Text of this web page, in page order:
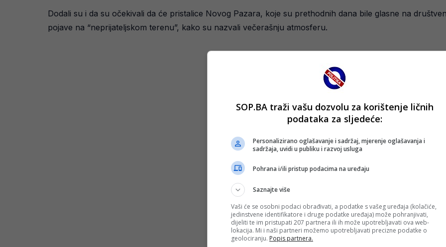
Dodali su i da su očekivali da će pristalice Novog Pazara, koje su prethodnih dana bile glasne na
pojave na “neprijateljskom terenu”, kako su nazvali večerašnju atmosferu.
SOP.BA traži vašu dozvolu za korištenje ličnih
podataka za sljedeće:
Personalizirano oglašavanje i sadržaj, mjerenje oglašavanja i
sadržaja, uvidi u publiku i razvoj usluga
Pohrana i/ili pristup podacima na uređaju
Saznajte više
Vaši će se osobni podaci obrađivati, a podatke s vašeg uređaja (kolačiće,
jedinstvene identifikatore i druge podatke uređaja) može pohranjivati,
dijeliti te im pristupati 207 partnera ili ih može upotrebljavati ova web-
lokacija. Mi i naši partneri možemo upotrebljavati precizne podatke o
geolociranju. Popis partnera.